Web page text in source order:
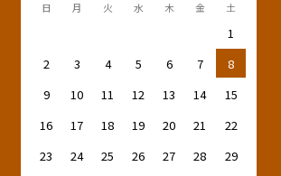
日 月 火 水 木 金 土
1
2
3 4 5 6 7
8
9
10 11 12 13 14
15
16
17 18 19 20 21
22
23
24 25 26 27 28
29